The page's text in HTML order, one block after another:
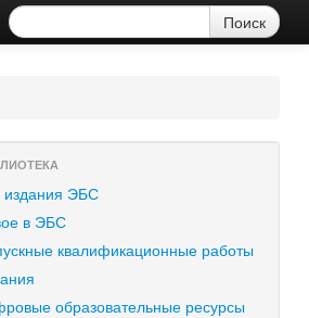
издания ЭБС
в ЭБС
квалификационные работы
образовательные ресурсы